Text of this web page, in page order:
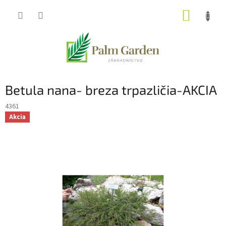
Betula nana- breza trpazličia-AKCIA
4361
Akcia